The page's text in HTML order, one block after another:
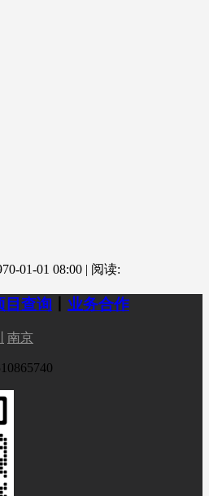
01-01 08:00 | 阅读:
目查询 业务合作
南京